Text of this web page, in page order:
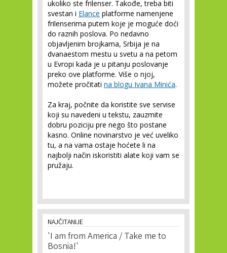
ukoliko ste frilenser. Takođe, treba biti
svestan i Elance platforme namenjene
frilenserima putem koje je moguće doći
do raznih poslova. Po nedavno
objavljenim brojkama, Srbija je na
dvanaestom mestu u svetu a na petom
u Evropi kada je u pitanju poslovanje
preko ove platforme. Više o njoj,
možete pročitati na blogu Ivana Minića.
Za kraj, počnite da koristite sve servise
koji su navedeni u tekstu, zauzmite
dobru poziciju pre nego što postane
kasno. Online novinarstvo je već uveliko
tu, a na vama ostaje hoćete li na
najbolji način iskoristiti alate koji vam se
pružaju.
NAJČITANIJE
'I am from America / Take me to
Bosnia!'